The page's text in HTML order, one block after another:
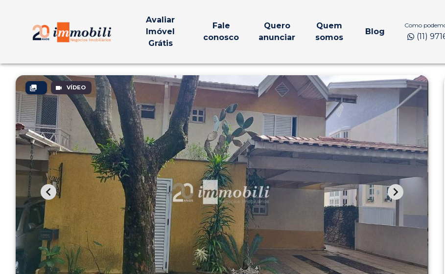
Avaliar
Imóvel
Grátis
Fale
conosco
Quero
anunciar
Quem
somos
Blog
Como
(11)
VÍDEO